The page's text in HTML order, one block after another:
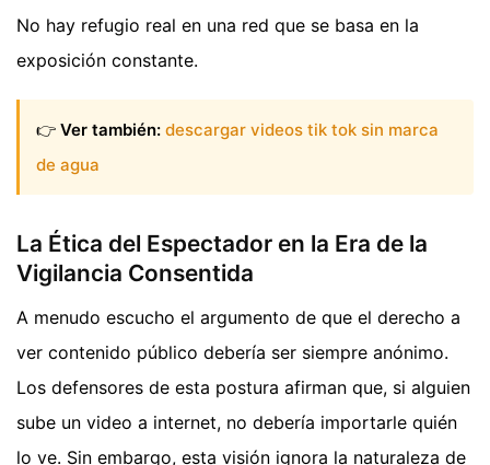
No hay refugio real en una red que se basa en la
exposición constante.
👉 Ver también: descargar videos tik tok sin marca
de agua
La Ética del Espectador en la Era de la
Vigilancia Consentida
A menudo escucho el argumento de que el derecho a
ver contenido público debería ser siempre anónimo.
Los defensores de esta postura afirman que, si alguien
sube un video a internet, no debería importarle quién
lo ve. Sin embargo, esta visión ignora la naturaleza de